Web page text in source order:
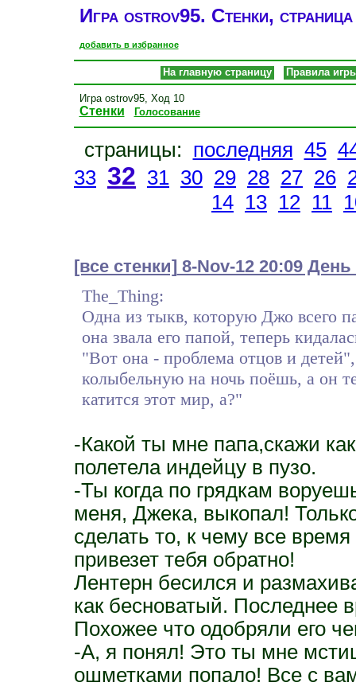
Игра ostrov95. Стенки,
добавить в избранное
На главную страницу Правила
Игра ostrov95, Ход 10
Стенки Голосование
страницы: последняя 45
33 32 31 30 29 28 27 26
14 13 12 11
[все стенки] 8-Nov-12 20:09
The_Thing:
Одна из тыкв, которую Джо всего
она звала его папой, теперь
"Вот она - проблема отцов и
колыбельную на ночь поёшь, а он
катится этот мир, а?"
-Какой ты мне папа,скажи
полетела индейцу в пузо.
-Ты когда по грядкам
меня, Джека, выкопал!
сделать то, к чему все
привезет тебя обратно!
Лентерн бесился и
как бесноватый. Последнее
Похожее что одобряли его
-А, я понял! Это ты мне
ошметками попало! Все с